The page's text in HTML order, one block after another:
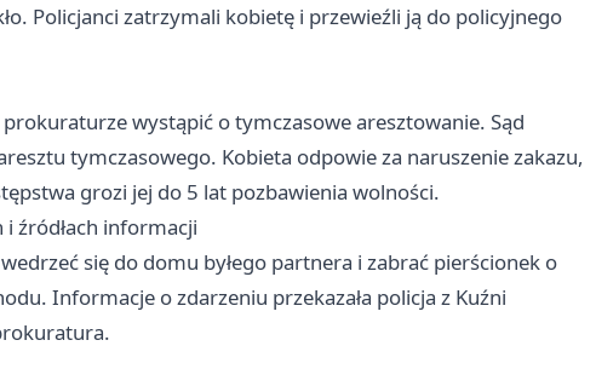
Policjanci zatrzymali kobietę i przewieźli ją do policyjnego
wystąpić o tymczasowe aresztowanie. Sąd
tymczasowego. Kobieta odpowie za naruszenie zakazu,
grozi jej do 5 lat pozbawienia wolności.
źródłach informacji
się do domu byłego partnera i zabrać pierścionek o
Informacje o zdarzeniu przekazała policja z Kuźni